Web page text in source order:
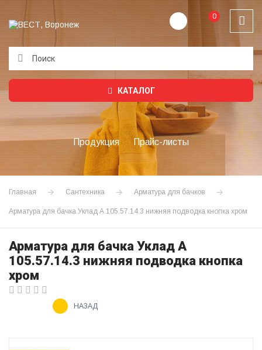
0
КАТАЛОГ
Продукция Прайс-листы
Главная Сантехника Арматура для бачков
Арматура для бачка Уклад А 105.57.14.3 нижняя подводка кнопка хром
Арматура для бачка Уклад А
105.57.14.3 нижняя подводка кнопка
хром
НАЗАД